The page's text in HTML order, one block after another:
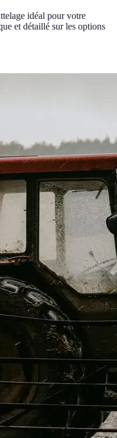
idéal pour votre
et détaillé sur les options